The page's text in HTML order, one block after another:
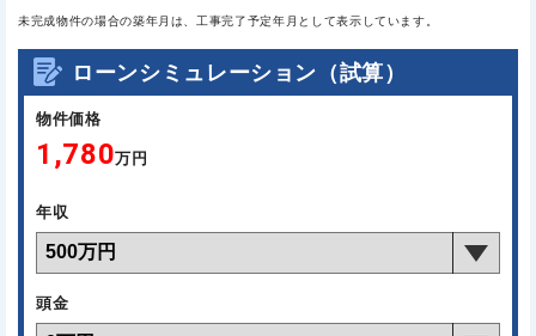
未完成物件の場合の築年月は、工事完了予定年月として表示しています。
ローンシミュレーション（試算）
物件価格
1,780万円
年収
頭金